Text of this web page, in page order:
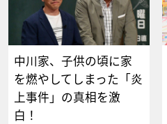
中川家、子供の頃に家
を燃やしてしまった「炎
上事件」の真相を激
白！